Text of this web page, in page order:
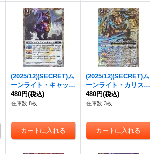
(2025/12)(SECRET)ム
ーンライト・キャット
【R-SEC】{BS72-03
4}《白》
480円(税込)
在庫数 8枚
(2025/12)(SECRET)ム
ーンライト・カリスト
ー・ベア【M-SEC】
{BS72-039}《白》
480円(税込)
在庫数 3枚